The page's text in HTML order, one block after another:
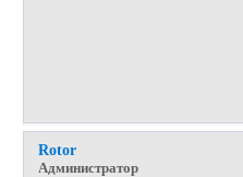
Rotor
Администратор